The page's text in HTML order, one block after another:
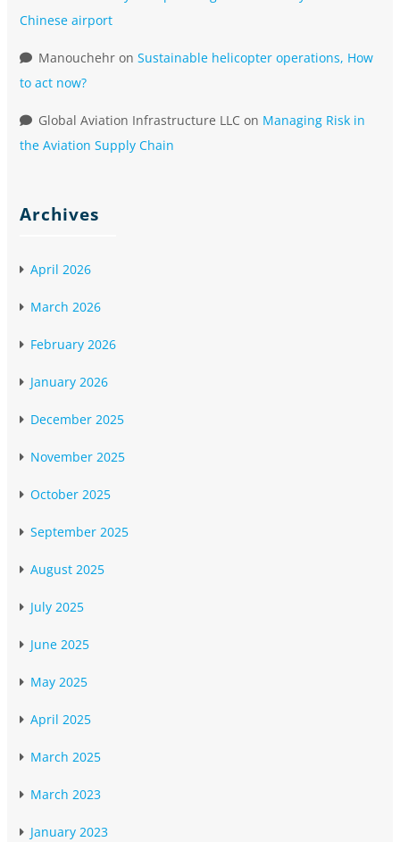
Chinese airport
Manouchehr on Sustainable helicopter operations, How
to act now?
Global Aviation Infrastructure LLC on Managing Risk in
the Aviation Supply Chain
Archives
April 2026
March 2026
February 2026
January 2026
December 2025
November 2025
October 2025
September 2025
August 2025
July 2025
June 2025
May 2025
April 2025
March 2025
March 2023
January 2023